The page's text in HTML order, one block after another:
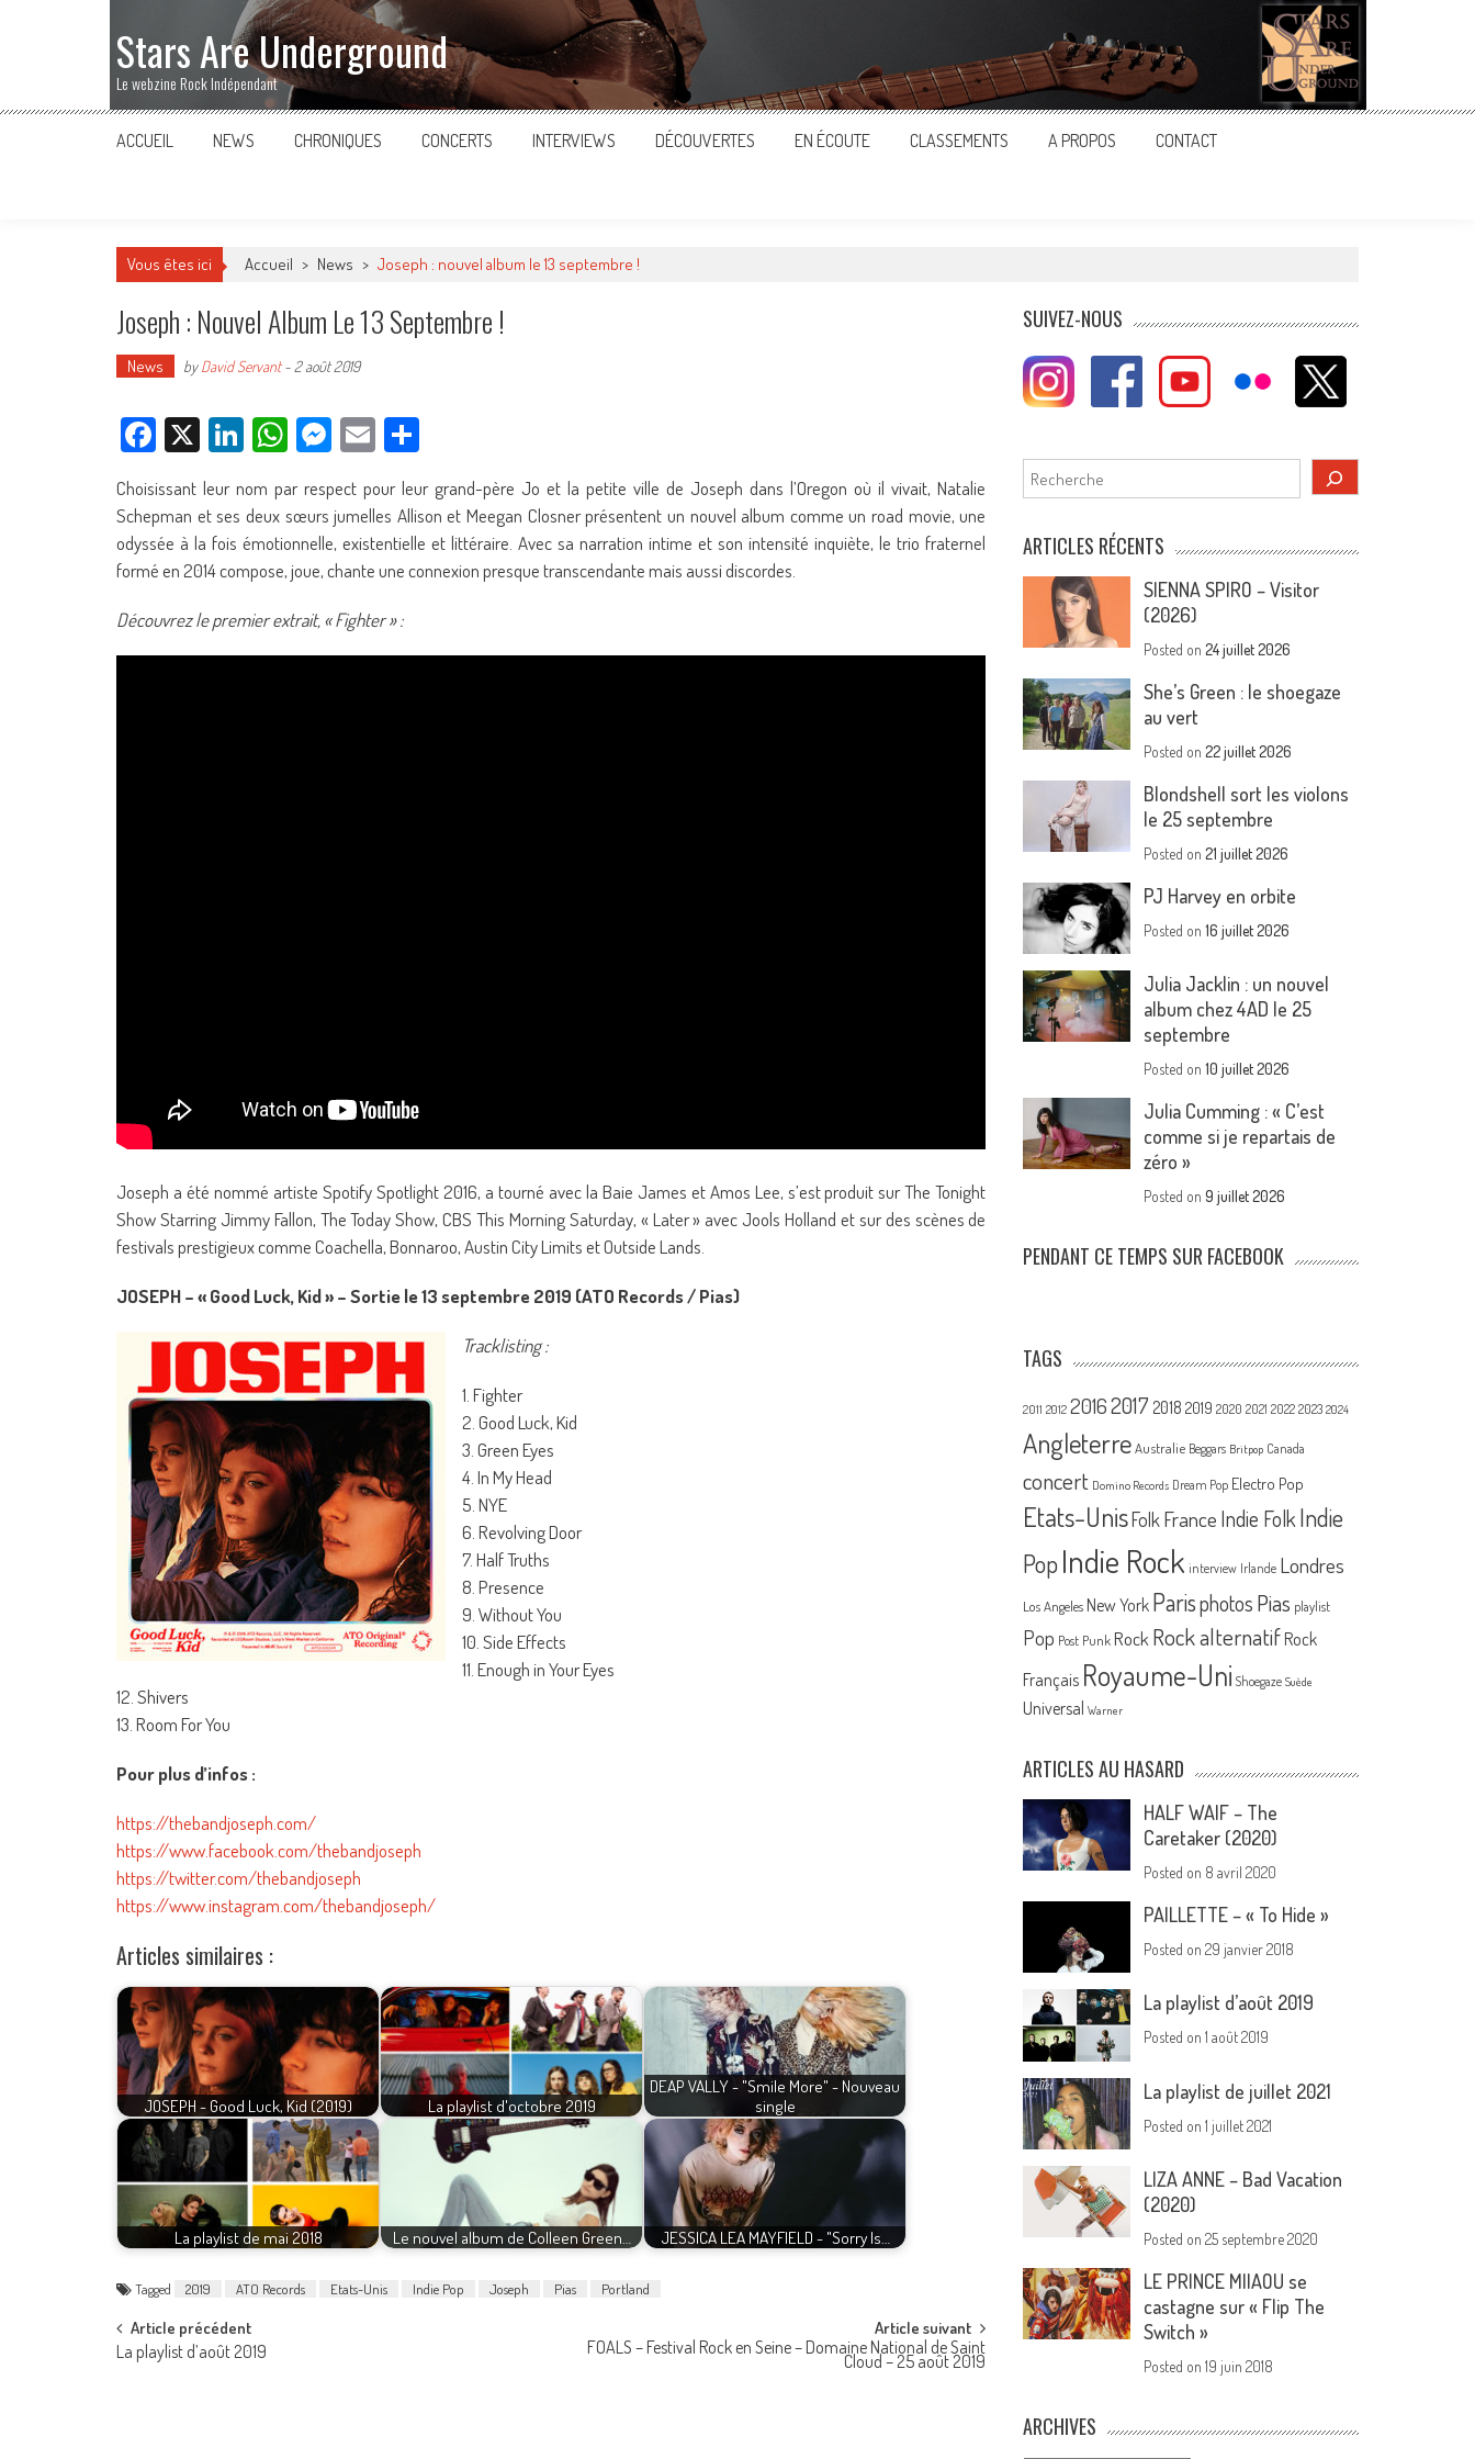
Stars Are Underground
Le webzine Rock Indépendant
ACCUEIL NEWS CHRONIQUES CONCERTS INTERVIEWS DÉCOUVERTES EN ÉCOUTE CLASSEMENTS A PROPOS CONTACT
Vous êtes ici Accueil > News > Joseph : nouvel album le 13 septembre !
Joseph : Nouvel Album Le 13 Septembre !
News byDavid Servant- 2 août 2019
Facebook
X LinkedIn
WhatsApp
Messenger
Email
Choisissant leur nom par respect pour leur grand-père Jo et la petite ville de Joseph dans l’Oregon où il vivait, Natalie
Schepman et ses deux sœurs jumelles Allison et Meegan Closner présentent un nouvel album comme un road movie, une
odyssée à la fois émotionnelle, existentielle et littéraire. Avec sa narration intime et son intensité inquiète, le trio fraternel
formé en 2014 compose, joue, chante une connexion presque transcendante mais aussi discordes.
Découvrez le premier extrait, « Fighter » :
Joseph a été nommé artiste Spotify Spotlight 2016, a tourné avec la Baie James et Amos Lee, s’est produit sur The Tonight
Show Starring Jimmy Fallon, The Today Show, CBS This Morning Saturday, « Later » avec Jools Holland et sur des scènes de
festivals prestigieux comme Coachella, Bonnaroo, Austin City Limits et Outside Lands.
JOSEPH – « Good Luck, Kid » – Sortie le 13 septembre 2019 (ATO Records / Pias)
Tracklisting :
1. Fighter
2. Good Luck, Kid
3. Green Eyes
4. In My Head
5. NYE
6. Revolving Door
7. Half Truths
8. Presence
9. Without You
10. Side Effects
11. Enough in Your Eyes
12. Shivers
13. Room For You
Pour plus d’infos :
https://thebandjoseph.com/
https://www.facebook.com/thebandjoseph
https://twitter.com/thebandjoseph
https://www.instagram.com/thebandjoseph/
Articles similaires :
JOSEPH - Good Luck, Kid (2019) La playlist d'octobre 2019
DEAP VALLY - "Smile More" - Nouveau
single
La playlist de mai 2018 Le nouvel album de Colleen Green… JESSICA LEA MAYFIELD - "Sorry Is…
Tagged 2019 ATO Records Etats-Unis Indie Pop Joseph Pias Portland
Post
navigation
Article précédent
La playlist d’août 2019
Article suivant
FOALS – Festival Rock en Seine – Domaine National de Saint
Cloud – 25 août 2019
SUIVEZ-NOUS
Rechercher
ARTICLES RÉCENTS
SIENNA SPIRO – Visitor
(2026)
Posted on24 juillet 2026
She’s Green : le shoegaze
au vert
Posted on22 juillet 2026
Blondshell sort les violons
le 25 septembre
Posted on21 juillet 2026
PJ Harvey en orbite
Posted on16 juillet 2026
Julia Jacklin : un nouvel
album chez 4AD le 25
septembre
Posted on10 juillet 2026
Julia Cumming : « C’est
comme si je repartais de
zéro »
Posted on9 juillet 2026
PENDANT CE TEMPS SUR FACEBOOK
TAGS
2011 2012 20162017 2018 2019 2020 2021 2022 2023 2024
Angleterre Australie Beggars Britpop Canada
concert Domino Records Dream Pop Electro Pop
Etats-UnisFolk France Indie FolkIndie
PopIndie Rock interview Irlande Londres
Los Angeles New York Parisphotos Pias playlist
Pop Post Punk Rock Rock alternatif Rock
Français Royaume-Uni Shoegaze Suède
Universal Warner
ARTICLES AU HASARD
HALF WAIF – The
Caretaker (2020)
Posted on 8 avril 2020
PAILLETTE – « To Hide »
Posted on29 janvier 2018
La playlist d’août 2019
Posted on1 août 2019
La playlist de juillet 2021
Posted on1 juillet 2021
LIZA ANNE – Bad Vacation
(2020)
Posted on25 septembre 2020
LE PRINCE MIIAOU se
castagne sur « Flip The
Switch »
Posted on19 juin 2018
ARCHIVES